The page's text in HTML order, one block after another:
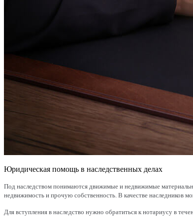
Юридическая помощь в наследственных делах
Под наследством понимаются движимые и недвижимые
недвижимость и прочую собственность. В качестве наследников
Для вступления в наследство нужно обратиться к нотариусу в